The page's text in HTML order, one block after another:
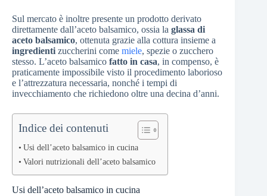
Sul mercato è inoltre presente un prodotto derivato
direttamente dall’aceto balsamico, ossia la glassa di
aceto balsamico, ottenuta grazie alla cottura insieme a
ingredienti zuccherini come miele, spezie o zucchero
stesso. L’aceto balsamico fatto in casa, in compenso, è
praticamente impossibile visto il procedimento laborioso
e l’attrezzatura necessaria, nonché i tempi di
invecchiamento che richiedono oltre una decina d’anni.
Indice dei contenuti
Usi dell’aceto balsamico in cucina
Valori nutrizionali dell’aceto balsamico
Usi dell’aceto balsamico in cucina